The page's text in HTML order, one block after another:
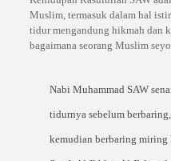
Muslim, termasuk dalam hal
tidur mengandung hikmah dan
bagaimana seorang Muslim
Nabi Muhammad SAW
tidurnya sebelum
kemudian berbaring miring